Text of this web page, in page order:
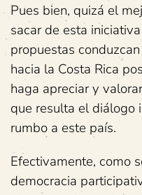
Pues bien, quizá el
sacar de esta
propuestas
hacia la Costa Rica
haga apreciar y
que resulta el diálogo
rumbo a este país.
Efectivamente, como
democracia